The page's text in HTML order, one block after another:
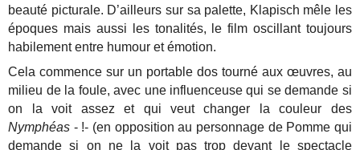
beauté picturale. D’ailleurs sur sa palette, Klapisch mêle les
époques mais aussi les tonalités, le film oscillant toujours
habilement entre humour et émotion.
Cela commence sur un portable dos tourné aux œuvres, au
milieu de la foule, avec une influenceuse qui se demande si
on la voit assez et qui veut changer la couleur des
Nymphéas - !- (en opposition au personnage de Pomme qui
demande si on ne la voit pas trop devant le spectacle